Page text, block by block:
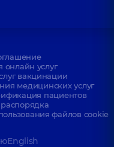
онлайн услуг
вакцинации
медицинских услуг
пациентов
файлов cookie
English